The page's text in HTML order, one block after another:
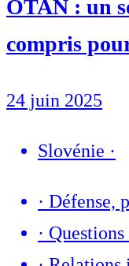
OTAN : un
compris
24 juin 2025
Slovénie ·
· Défense,
· Questions